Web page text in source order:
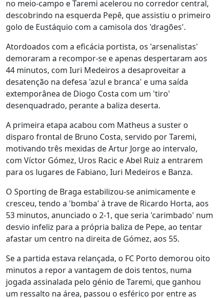
no meio-campo e Taremi acelerou no corredor central,
descobrindo na esquerda Pepê, que assistiu o primeiro
golo de Eustáquio com a camisola dos 'dragões'.
Atordoados com a eficácia portista, os 'arsenalistas'
demoraram a recompor-se e apenas despertaram aos
44 minutos, com Iuri Medeiros a desaproveitar a
desatenção na defesa 'azul e branca' e uma saída
extemporânea de Diogo Costa com um 'tiro'
desenquadrado, perante a baliza deserta.
A primeira etapa acabou com Matheus a suster o
disparo frontal de Bruno Costa, servido por Taremi,
motivando três mexidas de Artur Jorge ao intervalo,
com Víctor Gómez, Uros Racic e Abel Ruiz a entrarem
para os lugares de Fabiano, Iuri Medeiros e Banza.
O Sporting de Braga estabilizou-se animicamente e
cresceu, tendo a 'bomba' à trave de Ricardo Horta, aos
53 minutos, anunciado o 2-1, que seria 'carimbado' num
desvio infeliz para a própria baliza de Pepe, ao tentar
afastar um centro na direita de Gómez, aos 55.
Se a partida estava relançada, o FC Porto demorou oito
minutos a repor a vantagem de dois tentos, numa
jogada assinalada pelo génio de Taremi, que ganhou
um ressalto na área, passou o esférico por entre as